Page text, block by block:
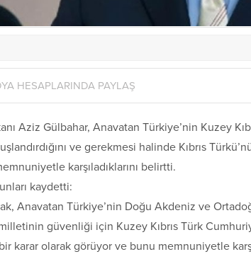
HESAPLARINDA PAYLAŞ
Aziz Gülbahar, Anavatan Türkiye’nin Kuzey
ve gerekmesi halinde Kıbrıs
karşıladıklarını belirtti.
kaydetti:
Anavatan Türkiye’nin Doğu Akdeniz ve
güvenliği için Kuzey Kıbrıs Türk
karar olarak görüyor ve bunu memnuniyetle